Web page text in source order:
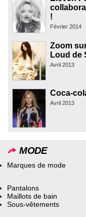
!
Février 2014
Zoom
Loud de
Avril 2013
Coca-
Avril 2013
MODE
Marques de mode
Pantalons
Maillots de bain
Sous-vêtements